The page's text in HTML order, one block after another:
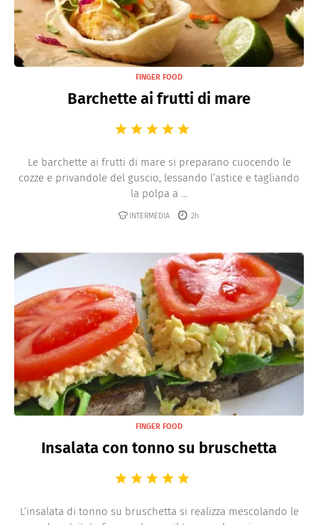
FINGER FOOD
Barchette ai frutti di mare
Le barchette ai frutti di mare si preparano cuocendo le
cozze e privandole del guscio, lessando l’astice e tagliando
la polpa a ...
INTERMEDIA 2h
FINGER FOOD
Insalata con tonno su bruschetta
L’insalata di tonno su bruschetta si realizza mescolando le